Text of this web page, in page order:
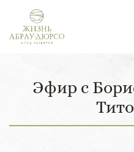
Эфир с